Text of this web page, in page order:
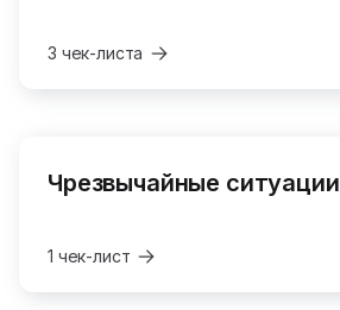
3 чек-листа
Чрезвычайные ситуации
1 чек-лист